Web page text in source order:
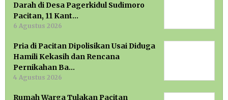
Darah di Desa Pagerkidul Sudimoro
Pacitan, 11 Kant…
6 Agustus 2026
Pria di Pacitan Dipolisikan Usai Diduga
Hamili Kekasih dan Rencana
Pernikahan Ba…
4 Agustus 2026
Rumah Warga Tulakan Pacitan